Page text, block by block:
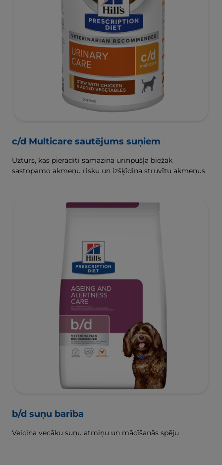
c/d Multicare sautējums suņiem
Uzturs, kas pierādīti samazina urīnpūšļa biežāk
sastopamo akmeņu risku un izšķīdina struvītu akmeņus
b/d suņu barība
Veicina vecāku suņu atmiņu un mācīšanās spēju